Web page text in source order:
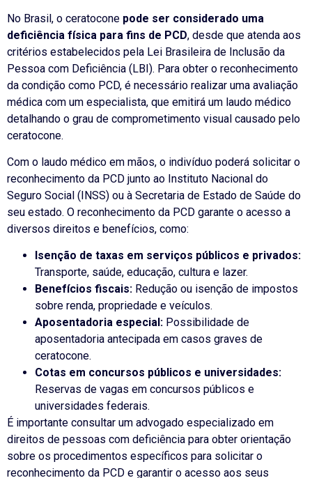
No Brasil, o ceratocone pode ser considerado uma
deficiência física para fins de PCD, desde que atenda aos
critérios estabelecidos pela Lei Brasileira de Inclusão da
Pessoa com Deficiência (LBI). Para obter o reconhecimento
da condição como PCD, é necessário realizar uma avaliação
médica com um especialista, que emitirá um laudo médico
detalhando o grau de comprometimento visual causado pelo
ceratocone.
Com o laudo médico em mãos, o indivíduo poderá solicitar o
reconhecimento da PCD junto ao Instituto Nacional do
Seguro Social (INSS) ou à Secretaria de Estado de Saúde do
seu estado. O reconhecimento da PCD garante o acesso a
diversos direitos e benefícios, como:
Isenção de taxas em serviços públicos e privados:
Transporte, saúde, educação, cultura e lazer.
Benefícios fiscais: Redução ou isenção de impostos
sobre renda, propriedade e veículos.
Aposentadoria especial: Possibilidade de
aposentadoria antecipada em casos graves de
ceratocone.
Cotas em concursos públicos e universidades:
Reservas de vagas em concursos públicos e
universidades federais.
É importante consultar um advogado especializado em
direitos de pessoas com deficiência para obter orientação
sobre os procedimentos específicos para solicitar o
reconhecimento da PCD e garantir o acesso aos seus